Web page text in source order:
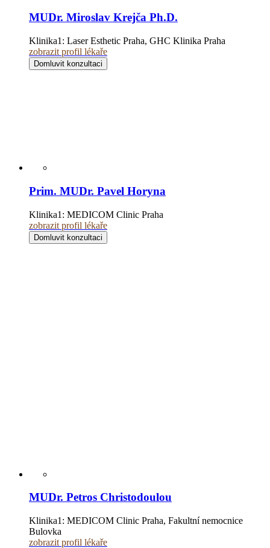
MUDr. Miroslav Krejča Ph.D.
Klinika1: Laser Esthetic Praha, GHC Klinika Praha
zobrazit profil lékaře
Domluvit konzultaci
Prim. MUDr. Pavel Horyna
Klinika1: MEDICOM Clinic Praha
zobrazit profil lékaře
Domluvit konzultaci
MUDr. Petros Christodoulou
Klinika1: MEDICOM Clinic Praha, Fakultní nemocnice
Bulovka
zobrazit profil lékaře